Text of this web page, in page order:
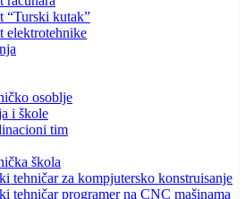
“Turski kutak”
elektrotehnike
osoblje
i škole
tim
škola
tehničar za kompjutersko konstruisanje
tehničar programer na CNC mašinama